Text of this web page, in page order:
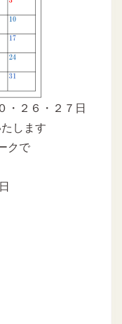
・２６・２７日
します
クで